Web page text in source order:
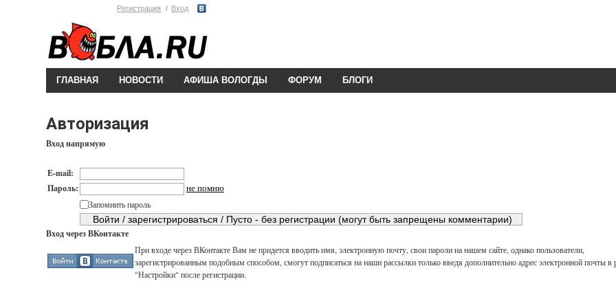
Регистрация Вход
ГЛАВНАЯ НОВОСТИ АФИША ВОЛОГДЫ ФОРУМ БЛОГИ
Авторизация
Вход напрямую
E-mail:
Пароль:
не помню
Запомнить пароль
Вход через ВКонтакте
При входе через ВКонтакте Вам не придется вводить имя, электронную почту, свои пароли на нашем сайте, однако пользователи,
зарегистрированным подобным способом, смогут подписаться на наши рассылки только введя дополнительно адрес электронной почты в
"Настройки" после регистрации.